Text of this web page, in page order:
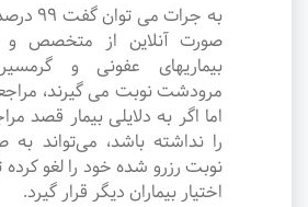
به جرات
صورت آنلاین از متخصص
بیماریهای عفونی و
مرودشت نوبت می گیرند،
اما اگر به دلایلی بیمار قصد
را نداشته باشد، می‌تواند به
نوبت رزرو شده خود را لغو کرده
اختیار بیماران دیگر قرار گیرد.